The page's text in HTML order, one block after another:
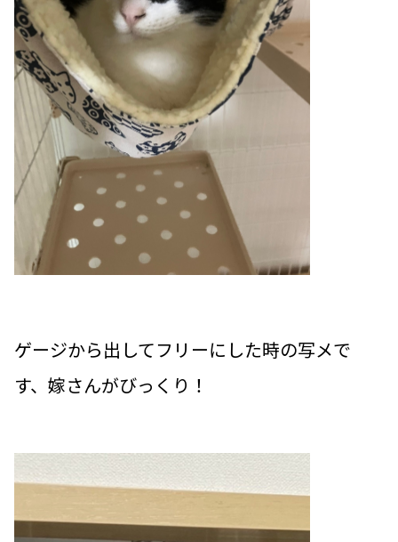
ゲージから出してフリーにした時の写メで
す、嫁さんがびっくり！